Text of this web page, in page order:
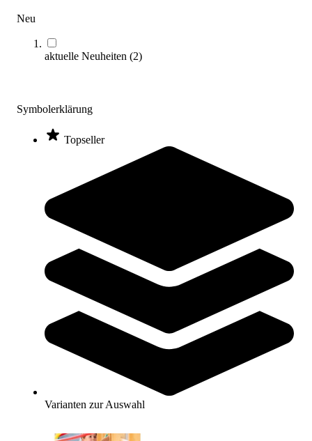
Neu
aktuelle Neuheiten (2)
Symbolerklärung
Topseller
Varianten zur Auswahl
Kübler Sport® Yoga & Pilates Basic Set
169,00 €
Noch 4 auf Lager
SALE
Derbystar® Fußball Brillant APS
99,00 €
Sofort lieferbar